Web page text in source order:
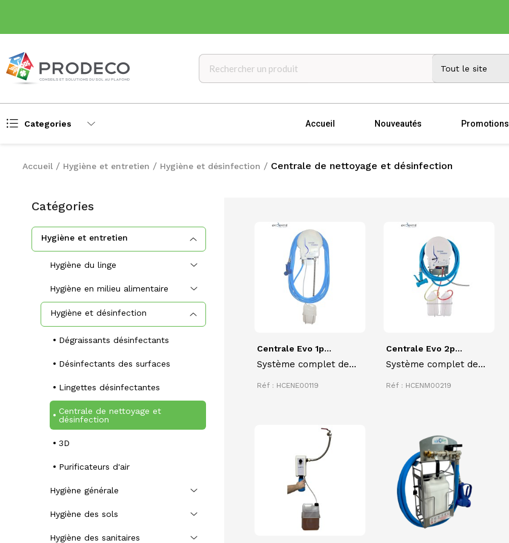
Categories Accueil Nouveautés Promotions
Accueil Hygiène et entretien Hygiène et désinfection Centrale de nettoyage et désinfection
Catégories
Hygiène et entretien
Hygiène du linge
Hygiène en milieu alimentaire
Hygiène et désinfection
Dégraissants désinfectants
Désinfectants des surfaces
Lingettes désinfectantes
Centrale de nettoyage et
désinfection
3D
Purificateurs d'air
Hygiène générale
Hygiène des sols
Hygiène des sanitaires
Centrale Evo 1p...
Système complet de
désinfection des
Réf : HCENE00119
Centrale Evo 2p...
Système complet de
désinfection des
Réf : HCENM00219